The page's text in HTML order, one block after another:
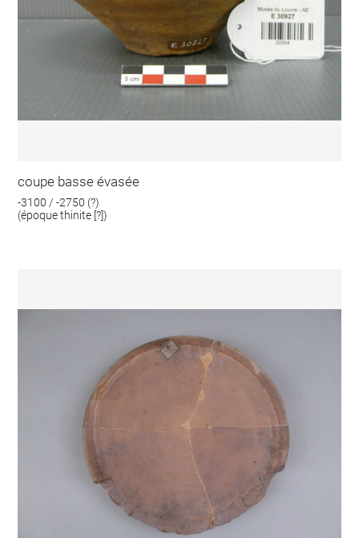
coupe basse évasée
-3100 / -2750 (?)
(époque thinite [?])